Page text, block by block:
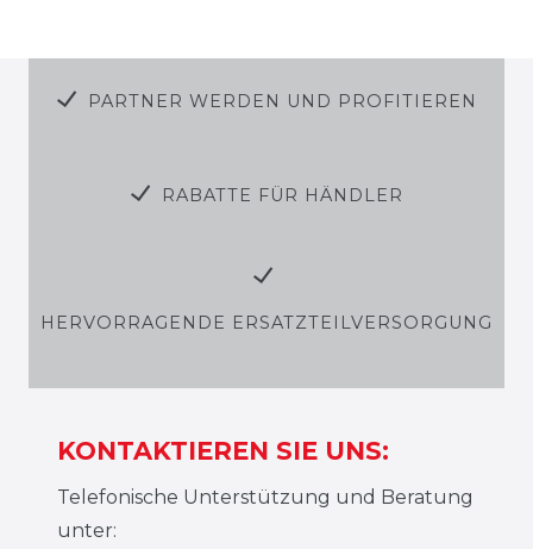
PARTNER WERDEN UND PROFITIEREN
RABATTE FÜR HÄNDLER
HERVORRAGENDE ERSATZTEILVERSORGUNG
KONTAKTIEREN SIE UNS:
Telefonische Unterstützung und Beratung
unter: